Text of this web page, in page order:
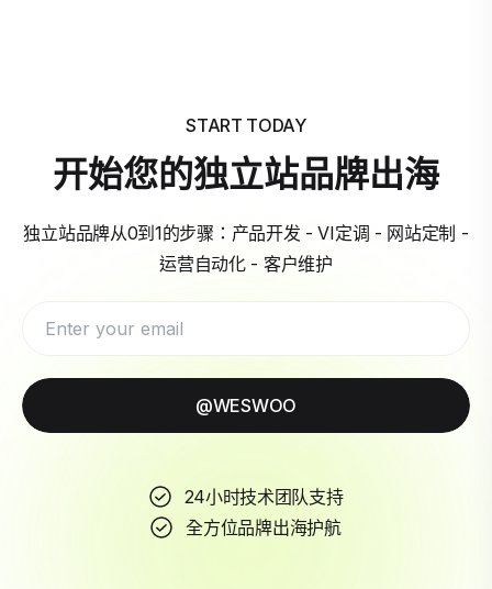
START TODAY
开始您的独立站品牌出海
独立站品牌从0到1的步骤：产品开发 - VI定调 - 网站定制 -
运营自动化 - 客户维护
@WESWOO
24小时技术团队支持
全方位品牌出海护航